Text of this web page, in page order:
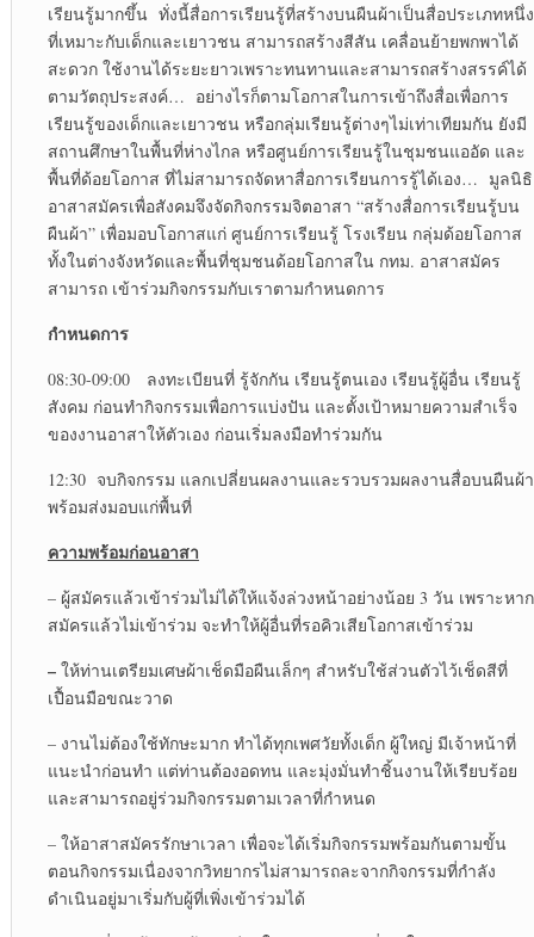
เรียนรู้มากขึ้น ทั่งนี้สื่อการเรียนรู้ที่สร้างบนผืนผ้าเป็นสื่อประเภทหนึ่ง
ที่เหมาะกับเด็กและเยาวชน สามารถสร้างสีสัน เคลื่อนย้ายพกพาได้
สะดวก ใช้งานได้ระยะยาวเพราะทนทานและสามารถสร้างสรรค์ได้
ตามวัตถุประสงค์… อย่างไรก็ตามโอกาสในการเข้าถึงสื่อเพื่อการ
เรียนรู้ของเด็กและเยาวชน หรือกลุ่มเรียนรู้ต่างๆไม่เท่าเทียมกัน ยังมี
สถานศึกษาในพื้นที่ห่างไกล หรือศูนย์การเรียนรู้ในชุมชนแออัด และ
พื้นที่ด้อยโอกาส ที่ไม่สามารถจัดหาสื่อการเรียนการรู้ได้เอง… มูลนิธิ
อาสาสมัครเพื่อสังคมจึงจัดกิจกรรมจิตอาสา “สร้างสื่อการเรียนรู้บน
ผืนผ้า” เพื่อมอบโอกาสแก่ ศูนย์การเรียนรู้ โรงเรียน กลุ่มด้อยโอกาส
ทั้งในต่างจังหวัดและพื้นที่ชุมชนด้อยโอกาสใน กทม. อาสาสมัคร
สามารถ เข้าร่วมกิจกรรมกับเราตามกำหนดการ
กำหนดการ
08:30-09:00 ลงทะเบียนที่ รู้จักกัน เรียนรู้ตนเอง เรียนรู้ผู้อื่น เรียนรู้
สังคม ก่อนทำกิจกรรมเพื่อการแบ่งปัน และตั้งเป้าหมายความสำเร็จ
ของงานอาสาให้ตัวเอง ก่อนเริ่มลงมือทำร่วมกัน
12:30 จบกิจกรรม แลกเปลี่ยนผลงานและรวบรวมผลงานสื่อบนผืนผ้า
พร้อมส่งมอบแก่พื้นที่
ความพร้อมก่อนอาสา
– ผู้สมัครแล้วเข้าร่วมไม่ได้ให้แจ้งล่วงหน้าอย่างน้อย 3 วัน เพราะหาก
สมัครแล้วไม่เข้าร่วม จะทำให้ผู้อื่นที่รอคิวเสียโอกาสเข้าร่วม
– ให้ท่านเตรียมเศษผ้าเช็ดมือผืนเล็กๆ สำหรับใช้ส่วนตัวไว้เช็ดสีที่
เปื้อนมือขณะวาด
– งานไม่ต้องใช้ทักษะมาก ทำได้ทุกเพศวัยทั้งเด็ก ผู้ใหญ่ มีเจ้าหน้าที่
แนะนำก่อนทำ แต่ท่านต้องอดทน และมุ่งมั่นทำชิ้นงานให้เรียบร้อย
และสามารถอยู่ร่วมกิจกรรมตามเวลาที่กำหนด
– ให้อาสาสมัครรักษาเวลา เพื่อจะได้เริ่มกิจกรรมพร้อมกันตามขั้น
ตอนกิจกรรมเนื่องจากวิทยากรไม่สามารถละจากกิจกรรมที่กำลัง
ดำเนินอยู่มาเริ่มกับผู้ที่เพิ่งเข้าร่วมได้